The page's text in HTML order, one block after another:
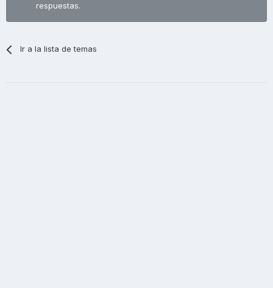
respuestas.
Ir a la lista de temas